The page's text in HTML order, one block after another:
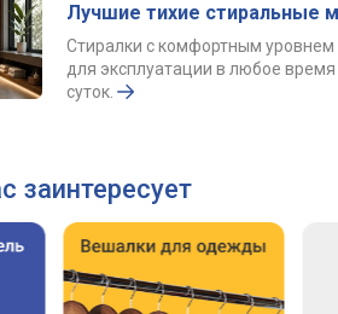
Лучшие тихие стиральные
Стиралки с комфортным
для эксплуатации в любое время
суток.
заинтересует